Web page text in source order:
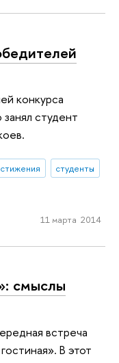
конкурса
студент
студенты
11 марта 2014
смыслы
встреча
В этот